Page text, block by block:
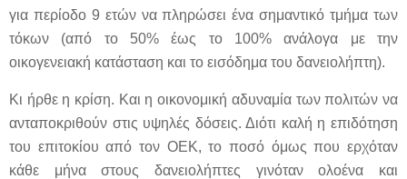
για περίοδο 9 ετών να πληρώσει ένα σημαντικό τμήμα των
τόκων (από το 50% έως το 100% ανάλογα με την
οικογενειακή κατάσταση και το εισόδημα του δανειολήπτη).
Κι ήρθε η κρίση. Και η οικονομική αδυναμία των πολιτών να
ανταποκριθούν στις υψηλές δόσεις. Διότι καλή η επιδότηση
του επιτοκίου από τον ΟΕΚ, το ποσό όμως που ερχόταν
κάθε μήνα στους δανειολήπτες γινόταν ολοένα και